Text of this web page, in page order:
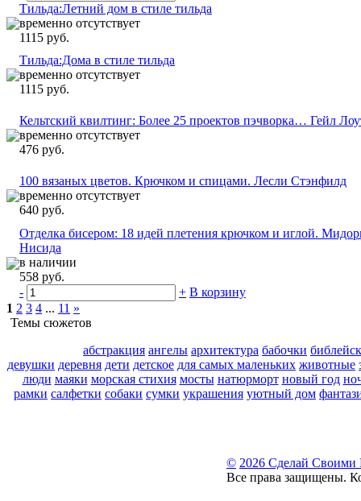
Тильда:Летний дом в стиле тильда
временно отсутствует
1115 руб.
Тильда:Дома в стиле тильда
временно отсутствует
1115 руб.
Кельтский квилтинг: Более 25 проектов пэчворка… Гейл
временно отсутствует
476 руб.
100 вязаных цветов. Крючком и спицами. Лесли Стэнфилд
временно отсутствует
640 руб.
Отделка бисером: 18 идей плетения крючком и иглой.
Нисида
в наличии
558 руб.
-
+ В корзину
1 2 3 4 ... 11 »
Темы сюжетов
абстракция ангелы архитектура бабочки
девушки деревня дети детское для самых маленьких животные
люди маяки морская стихия мосты натюрморт новый год
рамки салфетки собаки сумки украшения уютный дом
© 2026 Сделай Своими
Все права защищены.